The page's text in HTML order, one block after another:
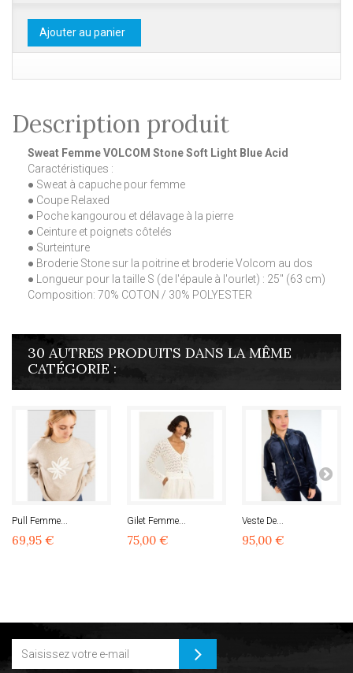
Ajouter au panier
Description produit
Sweat Femme VOLCOM Stone Soft Light Blue Acid
Caractéristiques :
● Sweat à capuche pour femme
● Coupe Relaxed
● Poche kangourou et délavage à la pierre
● Ceinture et poignets côtelés
● Surteinture
● Broderie Stone sur la poitrine et broderie Volcom au dos
● Longueur pour la taille S (de l'épaule à l'ourlet) : 25" (63 cm)
Composition: 70% COTON / 30% POLYESTER
30 AUTRES PRODUITS DANS LA MÊME
CATÉGORIE :
Pull Femme...
69,95 €
Gilet Femme...
75,00 €
Veste De...
95,00 €